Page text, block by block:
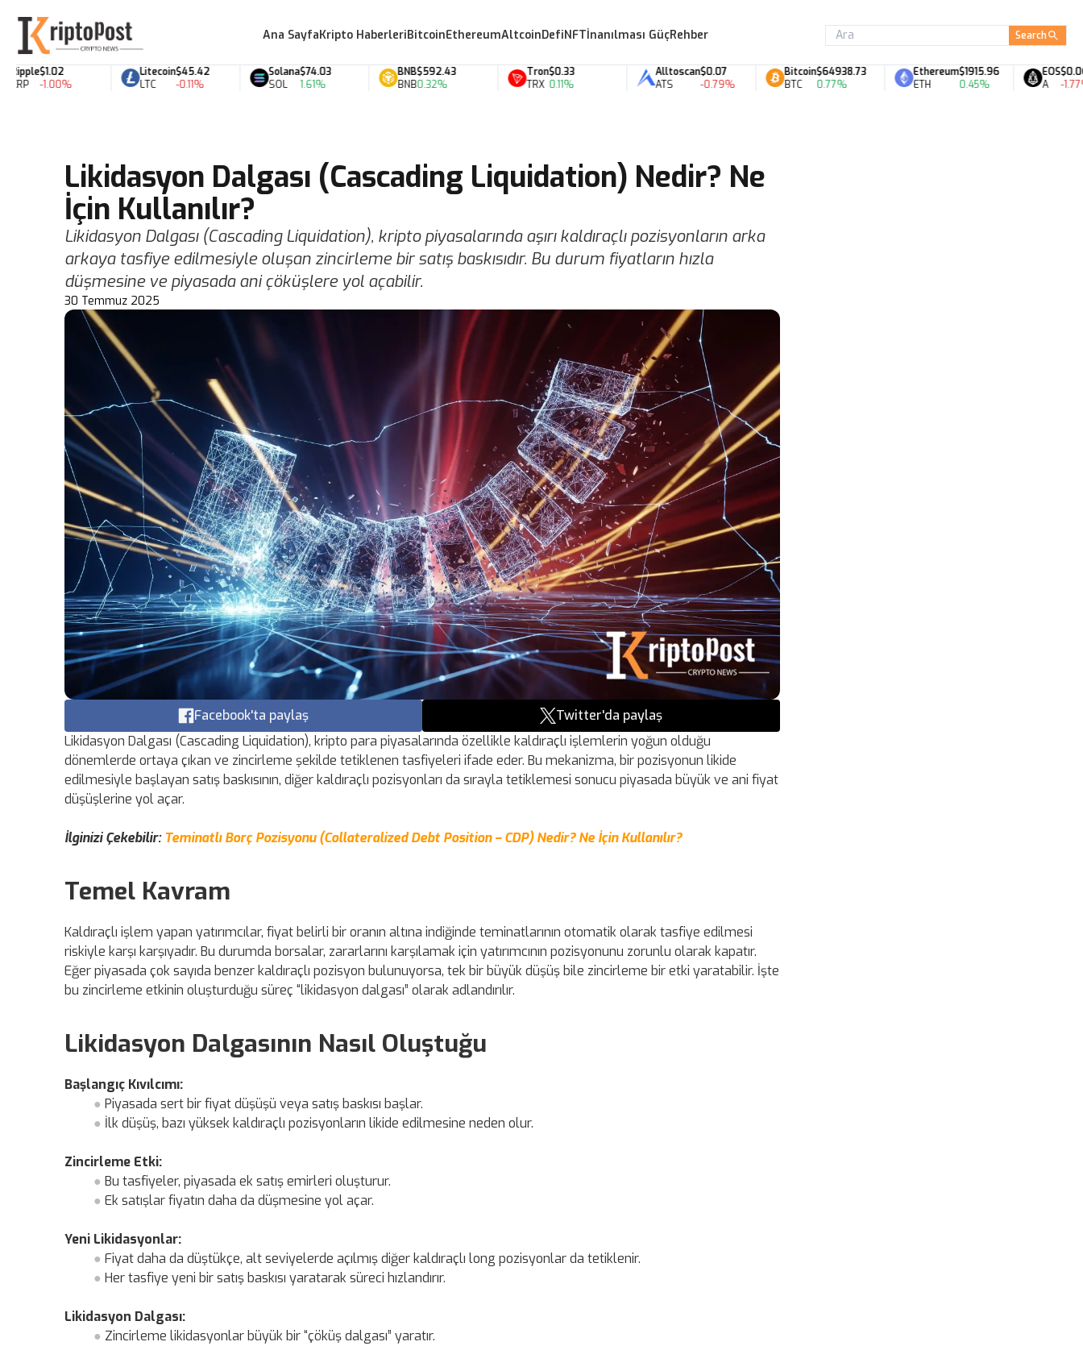
Ana SayfaKripto HaberleriBitcoinEthereumAltcoinDefiNFTİnanılması GüçRehber Search
$1.02
-1.00%
Litecoin
LTC
$45.42
-0.11%
Solana
SOL
$74.03
1.61%
BNB
BNB
$592.43
0.32%
Tron
TRX
$0.33
0.11%
Alltoscan
ATS
$0.07
-0.79%
Bitcoin
BTC
$64938.73
0.77%
Ethereum
ETH
$1915.96
0.45%
EOS$0.06
-1.77%
Likidasyon Dalgası (Cascading Liquidation) Nedir? Ne
İçin Kullanılır?
Likidasyon Dalgası (Cascading Liquidation), kripto piyasalarında aşırı kaldıraçlı pozisyonların arka
arkaya tasfiye edilmesiyle oluşan zincirleme bir satış baskısıdır. Bu durum fiyatların hızla
düşmesine ve piyasada ani çöküşlere yol açabilir.
30 Temmuz 2025
Facebook'ta paylaş
Twitter'da paylaş
Likidasyon Dalgası (Cascading Liquidation), kripto para piyasalarında özellikle kaldıraçlı işlemlerin yoğun olduğu
dönemlerde ortaya çıkan ve zincirleme şekilde tetiklenen tasfiyeleri ifade eder. Bu mekanizma, bir pozisyonun likide
edilmesiyle başlayan satış baskısının, diğer kaldıraçlı pozisyonları da sırayla tetiklemesi sonucu piyasada büyük ve ani fiyat
düşüşlerine yol açar.
İlginizi Çekebilir: Teminatlı Borç Pozisyonu (Collateralized Debt Position – CDP) Nedir? Ne İçin Kullanılır?
Temel Kavram
Kaldıraçlı işlem yapan yatırımcılar, fiyat belirli bir oranın altına indiğinde teminatlarının otomatik olarak tasfiye edilmesi
riskiyle karşı karşıyadır. Bu durumda borsalar, zararlarını karşılamak için yatırımcının pozisyonunu zorunlu olarak kapatır.
Eğer piyasada çok sayıda benzer kaldıraçlı pozisyon bulunuyorsa, tek bir büyük düşüş bile zincirleme bir etki yaratabilir. İşte
bu zincirleme etkinin oluşturduğu süreç “likidasyon dalgası” olarak adlandırılır.
Likidasyon Dalgasının Nasıl Oluştuğu
Başlangıç Kıvılcımı:
Piyasada sert bir fiyat düşüşü veya satış baskısı başlar.
İlk düşüş, bazı yüksek kaldıraçlı pozisyonların likide edilmesine neden olur.
Zincirleme Etki:
Bu tasfiyeler, piyasada ek satış emirleri oluşturur.
Ek satışlar fiyatın daha da düşmesine yol açar.
Yeni Likidasyonlar:
Fiyat daha da düştükçe, alt seviyelerde açılmış diğer kaldıraçlı long pozisyonlar da tetiklenir.
Her tasfiye yeni bir satış baskısı yaratarak süreci hızlandırır.
Likidasyon Dalgası:
Zincirleme likidasyonlar büyük bir “çöküş dalgası” yaratır.